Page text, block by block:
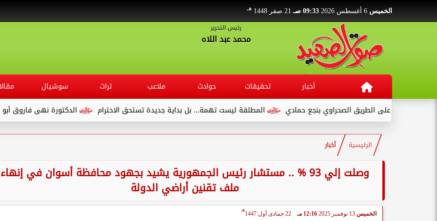
الخميس 09:33 صـ 21 صفر 1448 هـ
رئيس التحرير
محمد عبد اللاه
أخبار تحقيقات حوادث ملاعب تراث سوشيال
الدكتورة نهى فاروق أبو الوفا..
المطلقة ليست تهمة... بل بداية جديدة تستحق الاحترام على الطريق الصحراوي بنجع حمادي
الرئيسية أخبار
وصلت إلي 93 % .. مستشار رئيس الجمهورية يشيد بجهود محافظة أسوان في إنهاء
ملف تقنين أراضي الدولة
الخميس 13 نوفمبر 2025 12:16 مـ 22 جمادى أول 1447
هـ